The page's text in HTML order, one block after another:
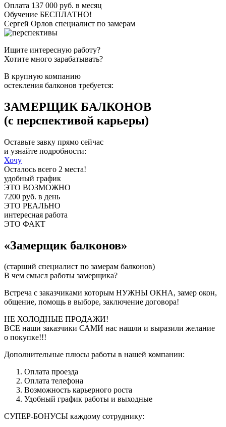
Оплата 137 000 руб. в месяц
Обучение БЕСПЛАТНО!
Сергей Орлов специалист по замерам
Ищите интересную работу?
Хотите много зарабатывать?
В крупную компанию
остекления балконов требуется:
ЗАМЕРЩИК БАЛКОНОВ
(с перспективой карьеры)
Оставьте завку прямо сейчас
и узнайте подробности:
Хочу
Осталось всего 2 места!
удобный график
ЭТО ВОЗМОЖНО
7200 руб. в день
ЭТО РЕАЛЬНО
интересная работа
ЭТО ФАКТ
«Замерщик балконов»
(старший специалист по замерам балконов)
В чем смысл работы замерщика?
Встреча с заказчиками которым НУЖНЫ ОКНА, замер окон,
общение, помощь в выборе, заключение договора!
НЕ ХОЛОДНЫЕ ПРОДАЖИ!
ВСЕ наши заказчики САМИ нас нашли и выразили желание
о покупке!!!
Дополнительные плюсы работы в нашей компании:
Оплата проезда
Оплата телефона
Возможность карьерного роста
Удобный график работы и выходные
СУПЕР-БОНУСЫ каждому сотруднику: